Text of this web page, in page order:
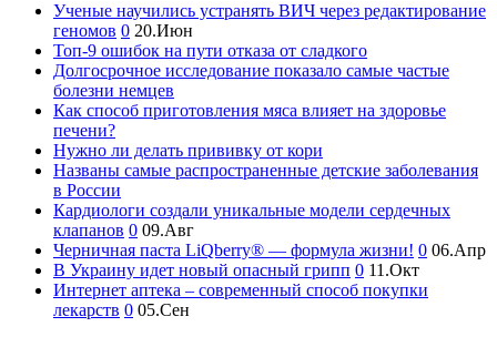
Ученые научились устранять ВИЧ через редактирование
геномов 0 20.Июн
Топ-9 ошибок на пути отказа от сладкого
Долгосрочное исследование показало самые частые
болезни немцев
Как способ приготовления мяса влияет на здоровье
печени?
Нужно ли делать прививку от кори
Названы самые распространенные детские заболевания
в России
Кардиологи создали уникальные модели сердечных
клапанов 0 09.Авг
Черничная паста LiQberry® — формула жизни! 0 06.Апр
В Украину идет новый опасный грипп 0 11.Окт
Интернет аптека – современный способ покупки
лекарств 0 05.Сен